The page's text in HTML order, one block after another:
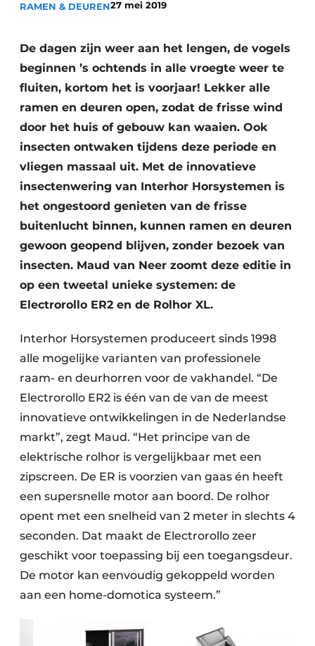
Vacature aanmelden
Vacatures
Video’s
RAMEN & DEUREN27 mei 2019
De dagen zijn weer aan het lengen, de vogels
beginnen ’s ochtends in alle vroegte weer te
fluiten, kortom het is voorjaar! Lekker alle
ramen en deuren open, zodat de frisse wind
door het huis of gebouw kan waaien. Ook
insecten ontwaken tijdens deze periode en
vliegen massaal uit. Met de innovatieve
insectenwering van Interhor Horsystemen is
het ongestoord genieten van de frisse
buitenlucht binnen, kunnen ramen en deuren
gewoon geopend blijven, zonder bezoek van
insecten. Maud van Neer zoomt deze editie in
op een tweetal unieke systemen: de
Electrorollo ER2 en de Rolhor XL.
Interhor Horsystemen produceert sinds 1998
alle mogelijke varianten van professionele
raam- en deurhorren voor de vakhandel. “De
Electrorollo ER2 is één van de van de meest
innovatieve ontwikkelingen in de Nederlandse
markt”, zegt Maud. “Het principe van de
elektrische rolhor is vergelijkbaar met een
zipscreen. De ER is voorzien van gaas én heeft
een supersnelle motor aan boord. De rolhor
opent met een snelheid van 2 meter in slechts 4
seconden. Dat maakt de Electrorollo zeer
geschikt voor toepassing bij een toegangsdeur.
De motor kan eenvoudig gekoppeld worden
aan een home-domotica systeem.”